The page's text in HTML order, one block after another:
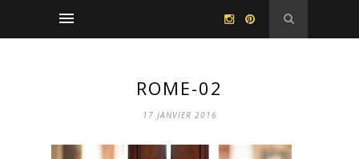
ROME-02
17 JANVIER 2016